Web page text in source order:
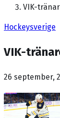
VIK-
Hockeysverige
VIK-
26 september,